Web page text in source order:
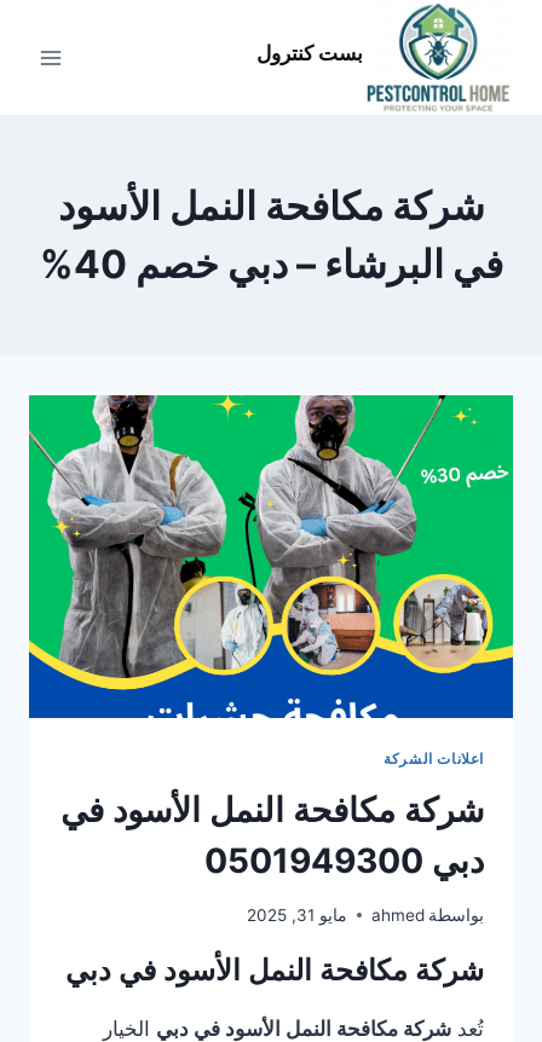
المحتوى
بست كنترول
شركة مكافحة النمل الأسود
في البرشاء – دبي خصم 40%
اعلانات الشركة
شركة مكافحة النمل الأسود في
دبي 0501949300
بواسطة ahmed مايو 31, 2025
شركة مكافحة النمل الأسود في دبي
تُعد شركة مكافحة النمل الأسود في دبي الخيار